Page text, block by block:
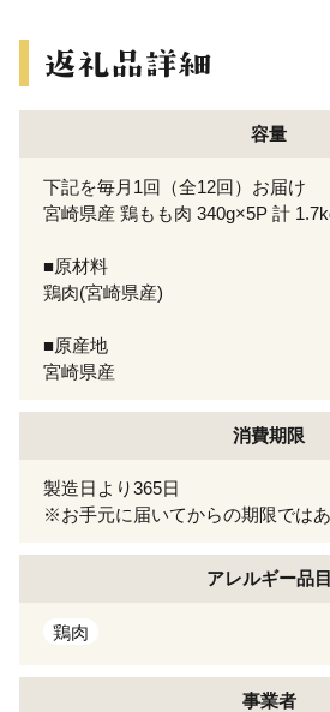
容量
下記を毎月1回（全12回）お届け
宮崎県産 鶏もも肉 340g×5P 計
■原材料
鶏肉(宮崎県産)
■原産地
宮崎県産
消費期限
製造日より365日
※お手元に届いてからの期限ではあ
アレルギー品目
鶏肉
事業者